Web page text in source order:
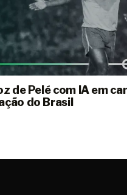
de Pelé com IA em
do Brasil